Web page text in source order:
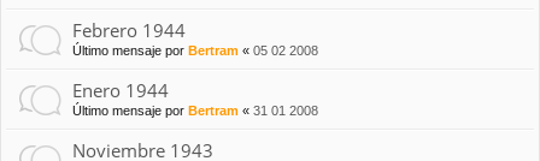
Febrero 1944
Último mensaje por Bertram « 05 02 2008
Enero 1944
Último mensaje por Bertram « 31 01 2008
Noviembre 1943